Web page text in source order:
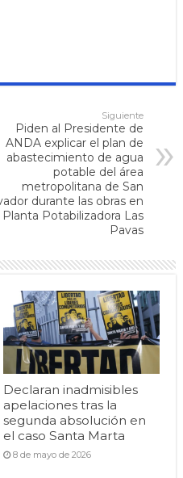
Siguiente
Piden al Presidente de
ANDA explicar el plan de
abastecimiento de agua
potable del área
metropolitana de San
durante las obras en
Planta Potabilizadora Las
Pavas
Declaran inadmisibles
apelaciones tras la
segunda absolución en
el caso Santa Marta
8 de mayo de 2026